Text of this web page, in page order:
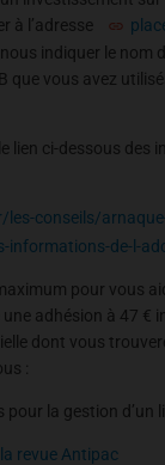
à l’adresse
indiquer le nom
que vous avez
lien ci-dessous des
conseils/
informations-de-l-
pour vous
adhésion à 47 €
dont vous
:
pour la gestion d’un
revue Antipac